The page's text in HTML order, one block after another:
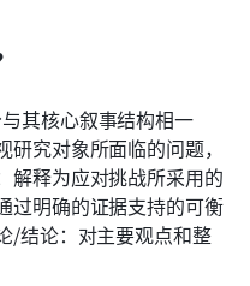
其核心叙事结构相一
究对象所面临的问题，
解释为应对挑战所采用的
过明确的证据支持的可衡
/结论：对主要观点和整